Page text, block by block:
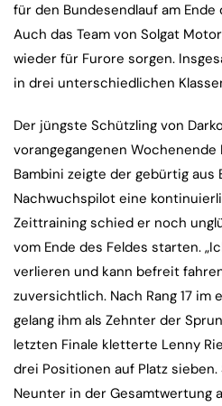
für den Bundesendlauf am
Auch das Team von Solgat
wieder für Furore sorgen.
in drei unterschiedlichen
Der jüngste Schützling von
vorangegangenen Wochenende
Bambini zeigte der gebürtig aus
Nachwuchspilot eine
Zeittraining schied er noch
vom Ende des Feldes starten.
verlieren und kann befreit
zuversichtlich. Nach Rang 17 im
gelang ihm als Zehnter der
letzten Finale kletterte Lenny
drei Positionen auf Platz
Neunter in der Gesamtwertung